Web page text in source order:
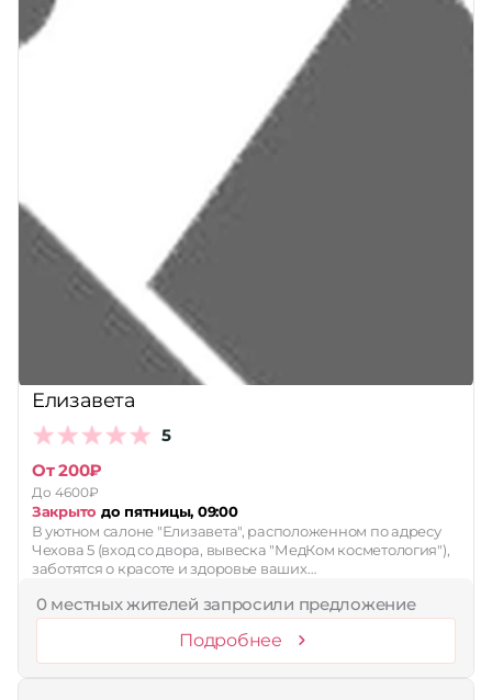
Елизавета
5
От 200₽
До 4600₽
Закрыто до пятницы, 09:00
В уютном салоне "Елизавета", расположенном по адресу
Чехова 5 (вход со двора, вывеска "МедКом косметология"),
заботятся о красоте и здоровье ваших…
0 местных жителей запросили предложение
Подробнее